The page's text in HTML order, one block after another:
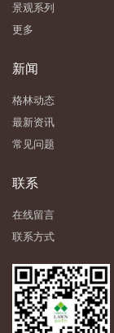
景观系列
更多
新闻
格林动态
最新资讯
常见问题
联系
在线留言
联系方式